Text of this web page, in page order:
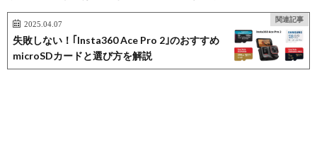
関連記事
2025.04.07
失敗しない！｢Insta360 Ace Pro 2｣のおすすめ
microSDカードと選び方を解説